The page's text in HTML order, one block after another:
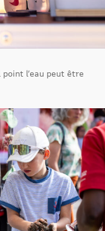
l’eau peut être